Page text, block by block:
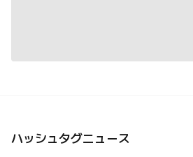
ハッシュタグニュース